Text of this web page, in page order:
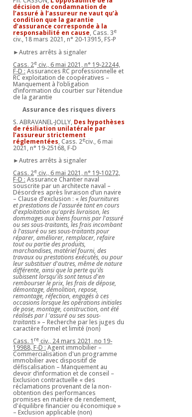
décision de condamnation de
l’assuré à l’assureur ne vaut qu’à
condition que la garantie
d’assurance corresponde à la
responsabilité en cause, Cass. 3e
civ., 18 mars 2021, n° 20-13915, FS-P
►Autres arrêts à signaler
Cass. 2e civ., 6 mai 2021, n° 19-22244,
F-D : Assurances RC professionnelle et
RC exploitation de coopératives –
Manquement à l’obligation
d’information du courtier sur l’étendue
de la garantie
Assurance des risques divers
S. ABRAVANEL-JOLLY, Des hypothèses
de résiliation unilatérale par
l’assureur strictement
réglementées, Cass. 2eciv., 6 mai
2021, n° 19-25168, F-D
►Autres arrêts à signaler
Cass. 2e civ., 6 mai 2021, n° 19-10272,
F-D : Assurance Chantier naval
souscrite par un architecte naval –
Désordres après livraison d’un navire
– Clause d’exclusion : «les fournitures
et prestations de l'assurée tant en cours
d'exploitation qu'après livraison, les
dommages aux biens fournis par l'assuré
ou ses sous-traitants, les frais incombant
à l'assuré ou ses sous-traitants pour
réparer, améliorer, remplacer, refaire
tout ou partie des produits,
marchandises, matériel fourni, des
travaux ou prestations exécutés, ou pour
leur substituer d'autres, même de nature
différente, ainsi que la perte qu'ils
subissent lorsqu'ils sont tenus d'en
rembourser le prix, les frais de dépose,
démontage, démolition, repose,
remontage, réfection, engagés à ces
occasions lorsque les opérations initiales
de pose, montage, construction, ont été
réalisés par I 'assuré ou ses sous-
traitants» – Recherche par les juges du
caractère formel et limité (non)
Cass. 1 re civ., 24 mars 2021, no 19-
19988, F-D : Agent immobilier –
Commercialisation d'un programme
immobilier avec dispositif de
défiscalisation – Manquement au
devoir d’information et de conseil –
Exclusion contractuelle « des
réclamations provenant de la non-
obtention des performances
promises en matière de rendement,
d'équilibre financier ou économique »
– Exclusion applicable (non)